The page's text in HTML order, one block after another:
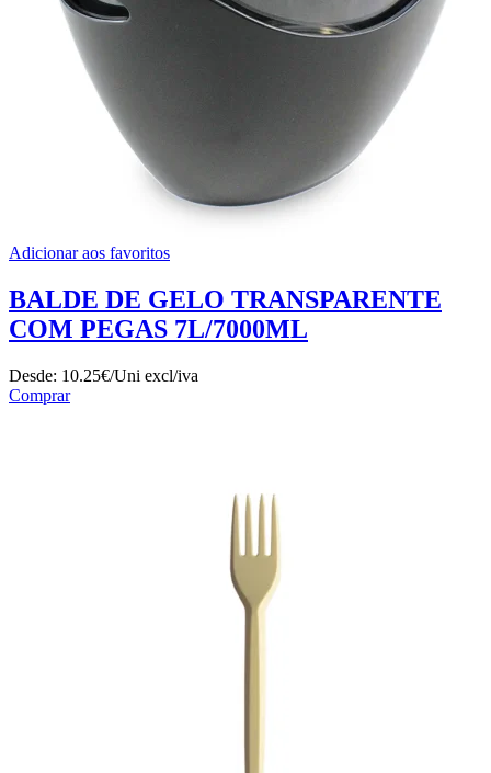
Adicionar aos favoritos
BALDE DE GELO TRANSPARENTE
COM PEGAS 7L/7000ML
Desde: 10.25€/Uni excl/iva
Comprar